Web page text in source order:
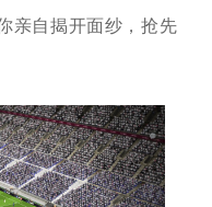
亲自揭开面纱，抢先